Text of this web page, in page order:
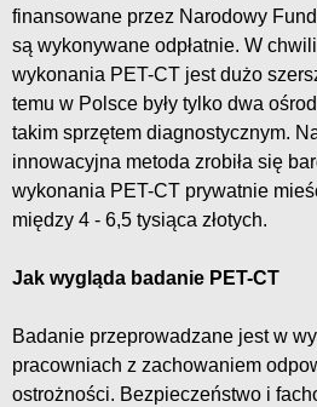
finansowane przez Narodowy
są wykonywane odpłatnie. W
wykonania PET-CT jest dużo
temu w Polsce były tylko dwa
takim sprzętem diagnostycznym.
innowacyjna metoda zrobiła się
wykonania PET-CT prywatnie
między 4 - 6,5 tysiąca złotych.
Jak wygląda badanie PET-CT
Badanie przeprowadzane jest w
pracowniach z zachowaniem
ostrożności. Bezpieczeństwo i